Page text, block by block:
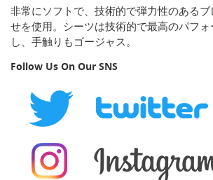
非常にソフトで、技術的で弾力性のある
せを使用。シーツは技術的で最高のパフ
し、手触りもゴージャス。
Follow Us On Our SNS